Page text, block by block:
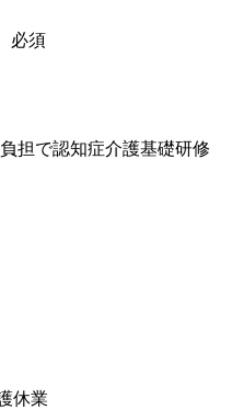
必須
担で認知症介護基礎研修
休業